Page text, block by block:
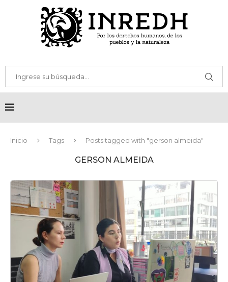
Inicio Tags Posts tagged with "gerson almeida"
GERSON ALMEIDA